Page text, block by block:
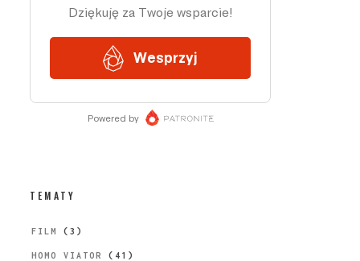
TEMATY
FILM (3)
HOMO VIATOR (41)